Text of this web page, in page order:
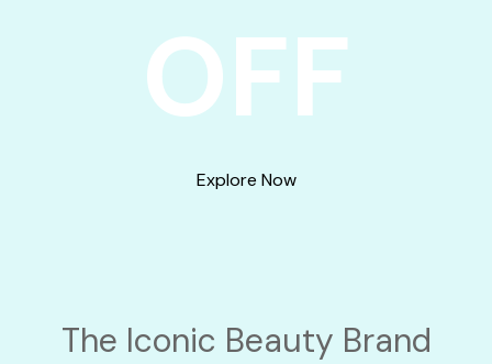
OFF
Explore Now
The Iconic Beauty Brand